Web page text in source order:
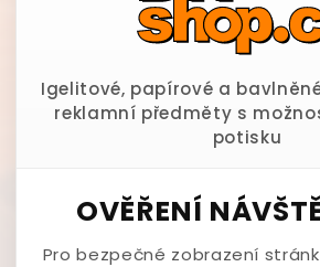
Igelitové, papírové a
reklamní předměty s
potisku
OVĚŘENÍ
Pro bezpečné zobrazení